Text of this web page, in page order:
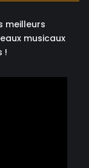
meilleurs
musicaux
!